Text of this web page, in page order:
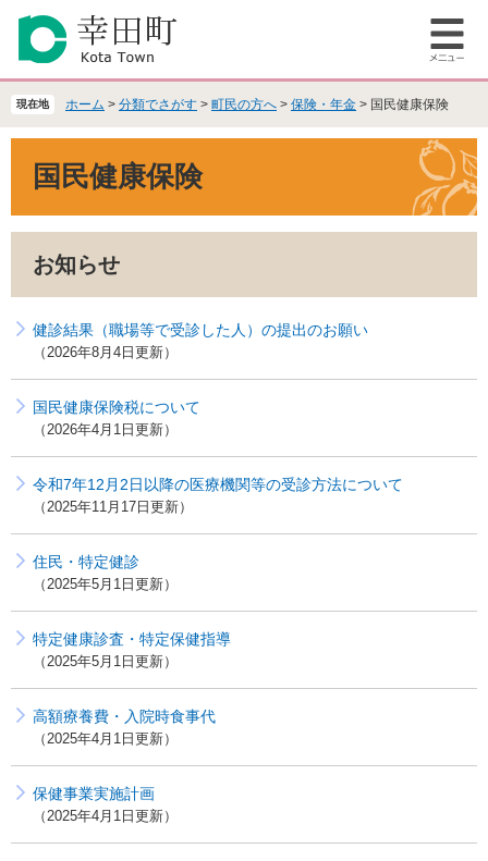
の
頭
ー
飛
本
メ
ー
現在地 ホーム > 分類でさがす > 町民の方へ > 保険・年金 > 国民健康保険
国民健康保険
お知らせ
健診結果（職場等で受診した人）の提出のお願い
2026年8月4日更新
国民健康保険税について
2026年4月1日更新
令和7年12月2日以降の医療機関等の受診方法について
2025年11月17日更新
住民・特定健診
2025年5月1日更新
特定健康診査・特定保健指導
2025年5月1日更新
高額療養費・入院時食事代
2025年4月1日更新
保健事業実施計画
2025年4月1日更新